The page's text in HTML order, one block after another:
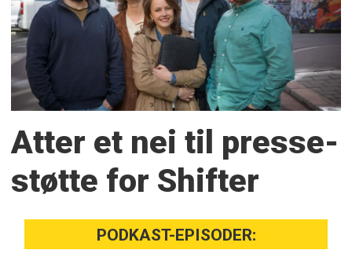
Atter et nei til presse­
støtte for Shifter
PODKAST-EPISODER: